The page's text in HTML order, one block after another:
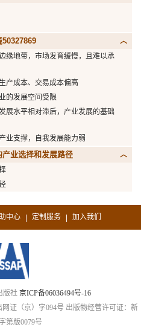
50327869
缘地带，市场发育缓慢，且难以承
产成本、交易成本偏高
的发展空间受限
展水平相对滞后，产业发展的基础
业支撑，自我发展能力弱
业选择和发展路径
中心 | 定制服务 | 加入我们
版社 京ICP备06036494号-16
证（京）字094号 出版物经营许可证：新
第版0079号